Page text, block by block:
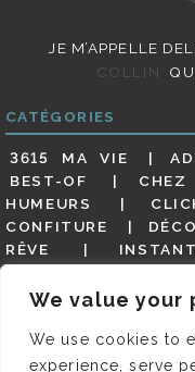
We value your
We use cookies to
experience, serve
JE M’APPELLE
COLLIN
CATÉGORIES
3615 MA VIE
BEST-OF
CHEZ
HUMEURS
CONFITURE
DÉCO
RÊVE
MES ADRESSES
GUIDE
PARIS
REVUE DE PRESSE